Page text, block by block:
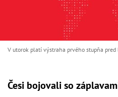
V utorok platí výstraha prvého stupňa pred
Česi bojovali so